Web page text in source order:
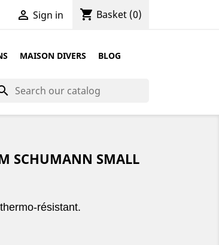
 Sign in shopping_cart Basket (0)
MAISON DIVERS BLOG
SCHUMANN SMALL
résistant.